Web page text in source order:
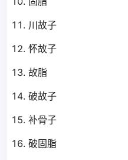
川故子
怀故子
故脂
破故子
补骨子
破固脂